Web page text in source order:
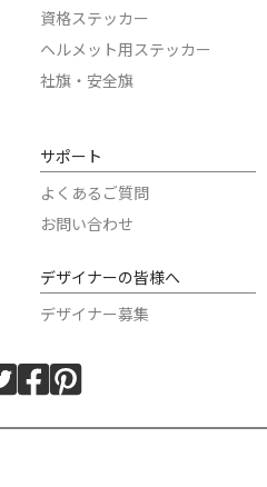
資格ステッカー
ヘルメット用ステッカー
社旗・安全旗
サポート
よくあるご質問
お問い合わせ
デザイナーの皆様へ
デザイナー募集